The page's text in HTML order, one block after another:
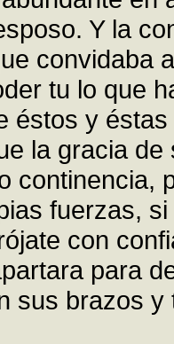
Y la
convidaba
tu lo que
éstos y
la gracia
continencia,
fuerzas,
con
para
sus brazos